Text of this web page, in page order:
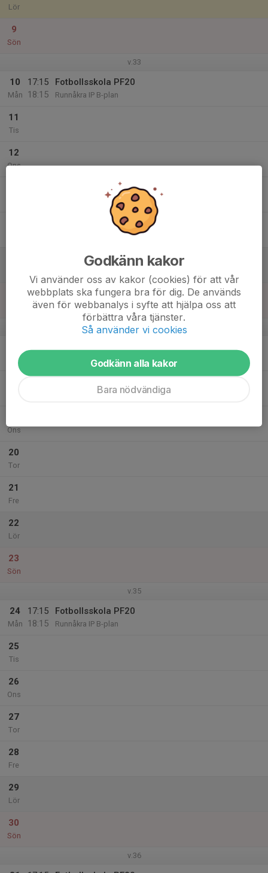
Lör
9
Sön
v.33
10
Mån
17:15
18:15
Fotbollsskola PF20
Runnåkra IP B-plan
11
Tis
12
Ons
v.34
Mån Runnåkra IP B-plan
Ons
20
Tor
21
Fre
22
Lör
23
Sön
v.35
24
Mån
17:15
18:15
Fotbollsskola PF20
Runnåkra IP B-plan
25
Tis
26
Ons
27
Tor
28
Fre
29
Lör
30
Sön
v.36
Godkänn kakor
Vi använder oss av kakor (cookies) för att vår
webbplats ska fungera bra för dig. De används
även för webbanalys i syfte att hjälpa oss att
förbättra våra tjänster.
Så använder vi cookies
Godkänn alla kakor
Bara nödvändiga